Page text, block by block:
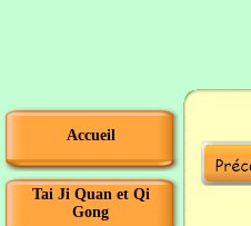
Accueil
Tai Ji Quan et Qi
Gong